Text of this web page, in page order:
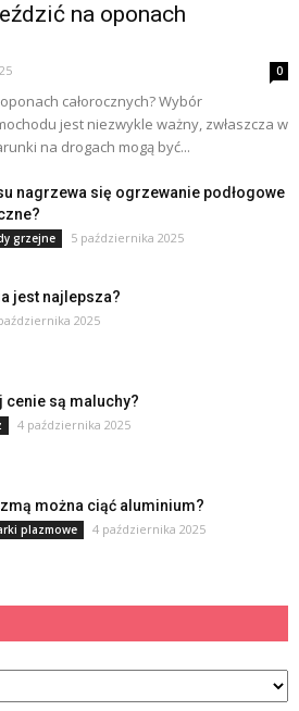
na oponach
0
całorocznych? Wybór
jest niezwykle ważny, zwłaszcza w
na drogach mogą być...
nagrzewa się ogrzewanie podłogowe
grzejne 5 października 2025
jest najlepsza?
2025
cenie są maluchy?
4 października 2025
można ciąć aluminium?
plazmowe 4 października 2025